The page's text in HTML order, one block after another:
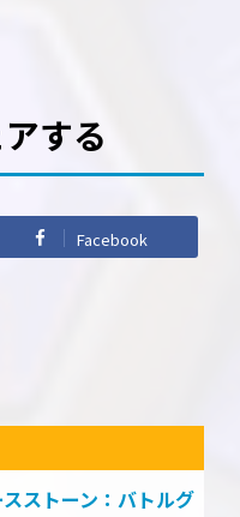
する
Facebook
スストーン：バトルグ